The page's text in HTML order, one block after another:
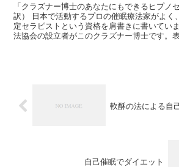
「クラズナー博士のあなたにもできるヒプノ
訳） 日本で活動するプロの催眠療法家がよく
定セラピストという資格を肩書きに書いてい
法協会の設立者がこのクラズナー博士です。
軟酥の法による自
自己催眠でダイエット